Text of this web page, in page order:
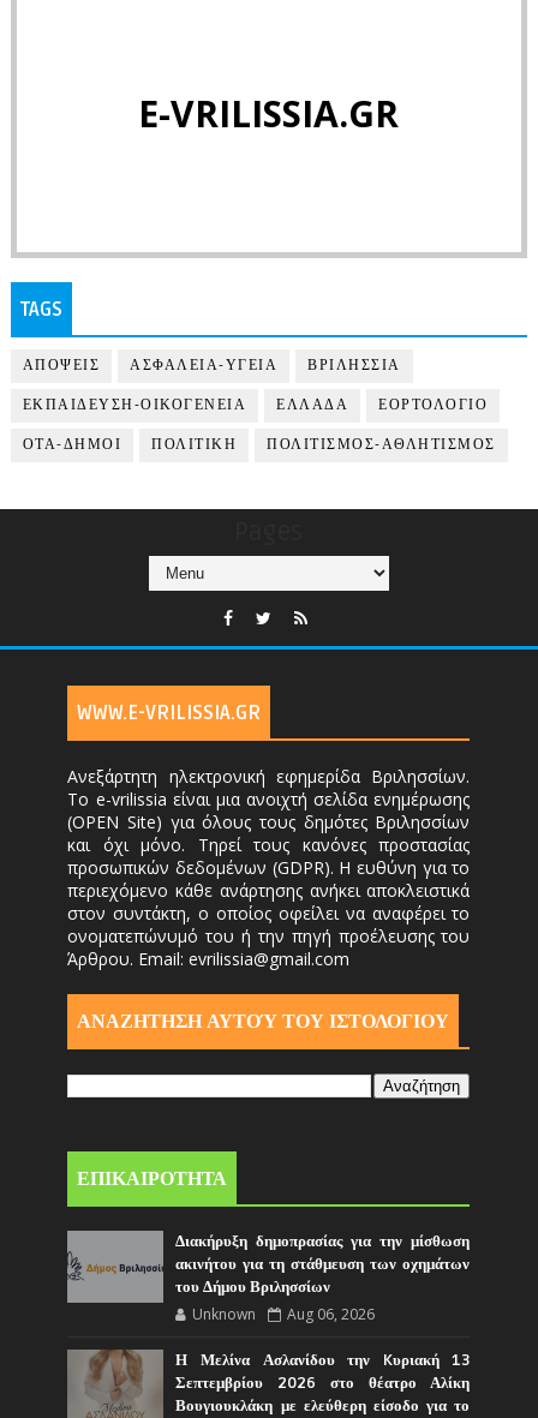
E-VRILISSIA.GR
TAGS
ΑΠΟΨΕΙΣ ΑΣΦΑΛΕΙΑ-ΥΓΕΙΑ ΒΡΙΛΗΣΣΙΑ
ΕΚΠΑΙΔΕΥΣΗ-ΟΙΚΟΓΕΝΕΙΑ ΕΛΛΑΔΑ ΕΟΡΤΟΛΟΓΙΟ
ΟΤΑ-ΔΗΜΟΙ ΠΟΛΙΤΙΚΗ ΠΟΛΙΤΙΣΜΟΣ-ΑΘΛΗΤΙΣΜΟΣ
WWW.E-VRILISSIA.GR
Ανεξάρτητη ηλεκτρονική εφημερίδα Βριλησσίων.
Το e-vrilissia είναι μια ανοιχτή σελίδα ενημέρωσης
(OPEN Site) για όλους τους δημότες Βριλησσίων
και όχι μόνο. Τηρεί τους κανόνες προστασίας
προσωπικών δεδομένων (GDPR). Η ευθύνη για το
περιεχόμενο κάθε ανάρτησης ανήκει αποκλειστικά
στον συντάκτη, ο οποίος οφείλει να αναφέρει το
ονοματεπώνυμό του ή την πηγή προέλευσης του
Άρθρου. Email: evrilissia@gmail.com
ΑΝΑΖΗΤΗΣΗ ΑΥΤΟΎ ΤΟΥ ΙΣΤΟΛΟΓΙΟΥ
ΕΠΙΚΑΙΡΟΤΗΤΑ
Διακήρυξη δημοπρασίας για την μίσθωση
ακινήτου για τη στάθμευση των οχημάτων
του Δήμου Βριλησσίων
Unknown Aug 06, 2026
Η Μελίνα Ασλανίδου την Kυριακή 13
Σεπτεμβρίου 2026 στο θέατρο Αλίκη
Βουγιουκλάκη με ελεύθερη είσοδο για το